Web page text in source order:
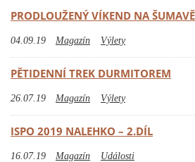
PRODLOUŽENÝ VÍKEND NA ŠUMAVĚ
04.09.19 Magazín Výlety
PĚTIDENNÍ TREK DURMITOREM
26.07.19 Magazín Výlety
ISPO 2019 NALEHKO – 2.DÍL
16.07.19 Magazín Události